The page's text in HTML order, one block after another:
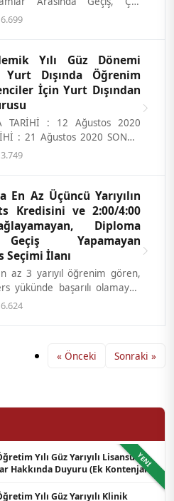
Arası Kredi...
6.699
Yılı Güz Dönemi
Dışında Öğrenim
İçin Yurt Dışından
TARİHİ : 12 Ağustos 2020
: 21 Ağustos 2020 SONUÇ
2020 KESİN KAYI...
3.749
En Az Üçüncü Yarıyılın
Kredisini ve 2:00/4:00
Diploma
Yapamayan
Seçimi İlanı
az 3 yarıyıl öğrenim gören,
yükünde başarılı olamayan
bulunan)...
6.624
« Önceki Sonraki »
YENI
Yılı Güz Yarıyılı Lisansüstü
Hakkında Duyuru (Ek Kontenjan)
Yılı Güz Yarıyılı Klinik